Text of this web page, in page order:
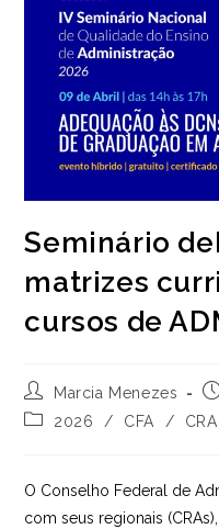
Seminário
matrizes
cursos de
Autor
do
post:
Marcia Menezes
Categoria
2026 / CFA /
O Conselho Federal de
com seus regionais